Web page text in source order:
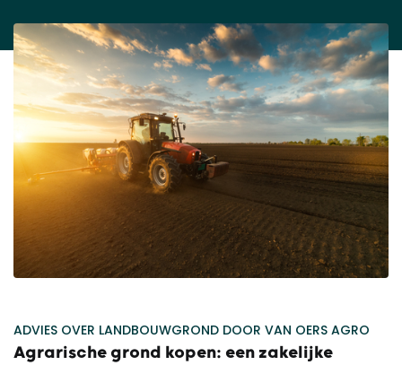
ADVIES OVER LANDBOUWGROND DOOR VAN OERS AGRO
Agrarische grond kopen: een zakelijke